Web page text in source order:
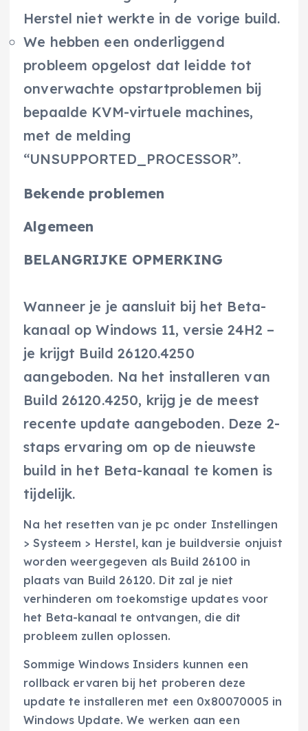
Herstel niet werkte in de vorige build.
We hebben een onderliggend
probleem opgelost dat leidde tot
onverwachte opstartproblemen bij
bepaalde KVM-virtuele machines,
met de melding
“UNSUPPORTED_PROCESSOR”.
Bekende problemen
Algemeen
BELANGRIJKE OPMERKING
Wanneer je je aansluit bij het Beta-
kanaal op Windows 11, versie 24H2 –
je krijgt Build 26120.4250
aangeboden. Na het installeren van
Build 26120.4250, krijg je de meest
recente update aangeboden. Deze 2-
staps ervaring om op de nieuwste
build in het Beta-kanaal te komen is
tijdelijk.
Na het resetten van je pc onder Instellingen
> Systeem > Herstel, kan je buildversie onjuist
worden weergegeven als Build 26100 in
plaats van Build 26120. Dit zal je niet
verhinderen om toekomstige updates voor
het Beta-kanaal te ontvangen, die dit
probleem zullen oplossen.
Sommige Windows Insiders kunnen een
rollback ervaren bij het proberen deze
update te installeren met een 0x80070005 in
Windows Update. We werken aan een